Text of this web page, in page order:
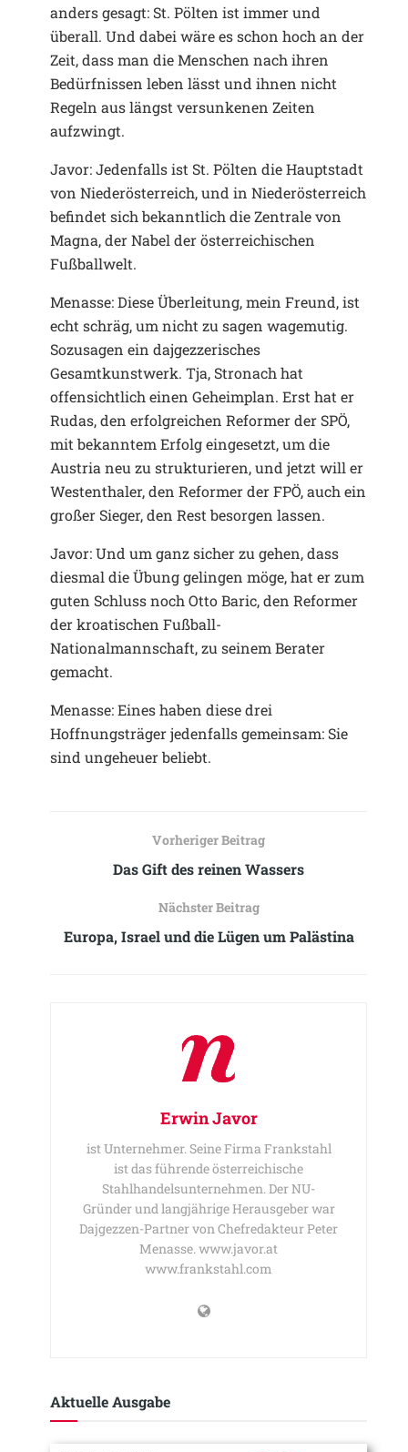
anders gesagt: St. Pölten ist immer und
überall. Und dabei wäre es schon hoch an der
Zeit, dass man die Menschen nach ihren
Bedürfnissen leben lässt und ihnen nicht
Regeln aus längst versunkenen Zeiten
aufzwingt.
Javor: Jedenfalls ist St. Pölten die Hauptstadt
von Niederösterreich, und in Niederösterreich
befindet sich bekanntlich die Zentrale von
Magna, der Nabel der österreichischen
Fußballwelt.
Menasse: Diese Überleitung, mein Freund, ist
echt schräg, um nicht zu sagen wagemutig.
Sozusagen ein dajgezzerisches
Gesamtkunstwerk. Tja, Stronach hat
offensichtlich einen Geheimplan. Erst hat er
Rudas, den erfolgreichen Reformer der SPÖ,
mit bekanntem Erfolg eingesetzt, um die
Austria neu zu strukturieren, und jetzt will er
Westenthaler, den Reformer der FPÖ, auch ein
großer Sieger, den Rest besorgen lassen.
Javor: Und um ganz sicher zu gehen, dass
diesmal die Übung gelingen möge, hat er zum
guten Schluss noch Otto Baric, den Reformer
der kroatischen Fußball-
Nationalmannschaft, zu seinem Berater
gemacht.
Menasse: Eines haben diese drei
Hoffnungsträger jedenfalls gemeinsam: Sie
sind ungeheuer beliebt.
Vorheriger Beitrag
Das Gift des reinen Wassers
Nächster Beitrag
Europa, Israel und die Lügen um Palästina
Erwin Javor
ist Unternehmer. Seine Firma Frankstahl
ist das führende österreichische
Stahlhandelsunternehmen. Der NU-
Gründer und langjährige Herausgeber war
Dajgezzen-Partner von Chefredakteur Peter
Menasse. www.javor.at
www.frankstahl.com
Aktuelle Ausgabe​